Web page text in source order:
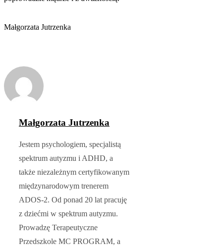
Małgorzata Jutrzenka
Małgorzata Jutrzenka
Jestem psychologiem, specjalistą
spektrum autyzmu i ADHD, a
także niezależnym certyfikowanym
międzynarodowym trenerem
ADOS-2. Od ponad 20 lat pracuję
z dziećmi w spektrum autyzmu.
Prowadzę Terapeutyczne
Przedszkole MC PROGRAM, a